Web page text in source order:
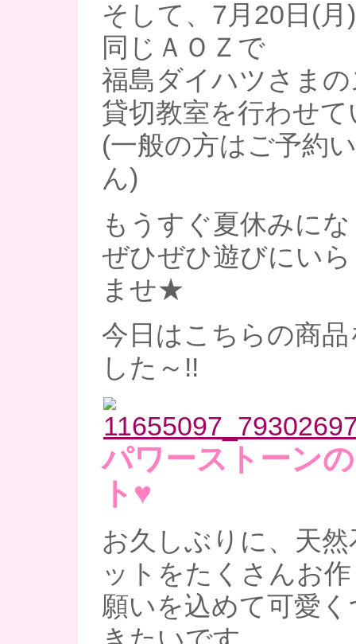
そして、7月20日(
同じＡＯＺで
福島ダイハツさま
貸切教室を行わせ
(一般の方はご予約
ん)
もうすぐ夏休みに
ぜひぜひ遊びにい
ませ★
今日はこちらの商
した～!!
パワーストーン
ト♥
お久しぶりに、天
ットをたくさんお
願いを込めて可愛